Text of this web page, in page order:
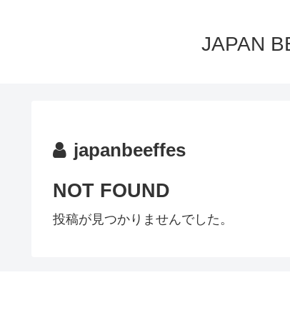
JAPAN
japanbeeffes
NOT FOUND
投稿が見つかりませんでした。